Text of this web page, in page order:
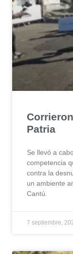
Patria
Se llevó a
competencia
contra la
un ambiente
Cantú.
7 septiembre,